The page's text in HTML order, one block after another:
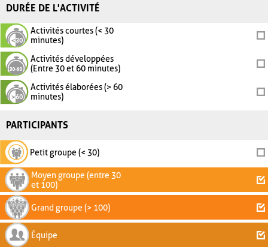
DURÉE DE L'ACTIVITÉ
Activités courtes (< 30
minutes)
Activités développées
(Entre 30 et 60 minutes)
Activités élaborées (> 60
minutes)
PARTICIPANTS
Petit groupe (< 30)
Moyen groupe (entre 30
et 100)
Grand groupe (> 100)
Équipe